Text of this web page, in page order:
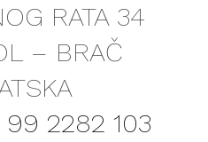
RATA 34
– BRAČ
2282 103